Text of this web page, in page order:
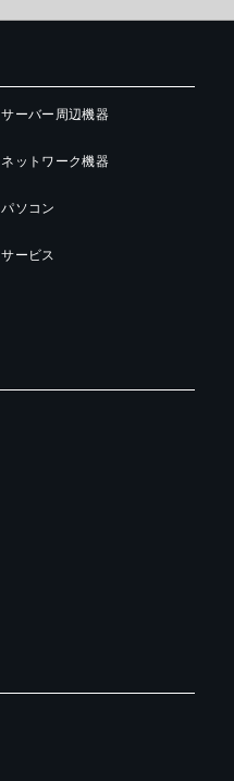
サーバー周辺機器
ネットワーク機器
パソコン
サービス